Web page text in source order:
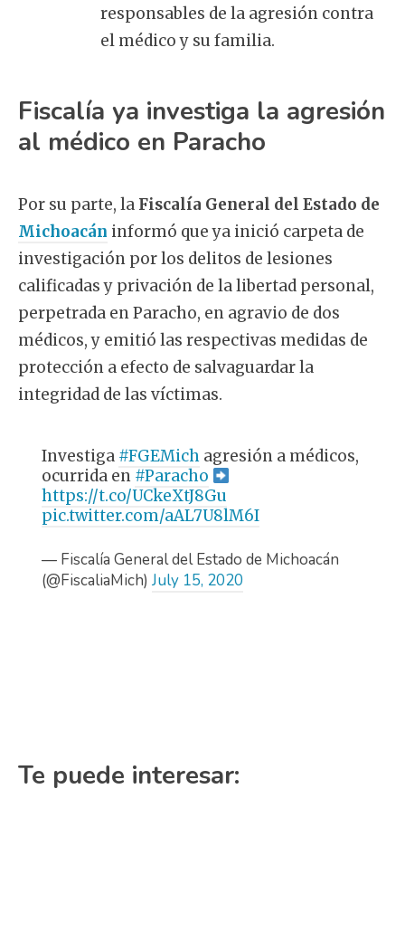
responsables de la agresión contra
el médico y su familia.
Fiscalía ya investiga la agresión
al médico en Paracho
Por su parte, la Fiscalía General del Estado de
Michoacán informó que ya inició carpeta de
investigación por los delitos de lesiones
calificadas y privación de la libertad personal,
perpetrada en Paracho, en agravio de dos
médicos, y emitió las respectivas medidas de
protección a efecto de salvaguardar la
integridad de las víctimas.
Investiga #FGEMichagresión a médicos,
ocurrida en #Paracho
https://t.co/UCkeXtJ8Gu
pic.twitter.com/aAL7U8lM6I
— Fiscalía General del Estado de Michoacán
(@FiscaliaMich) July 15, 2020
Te puede interesar: